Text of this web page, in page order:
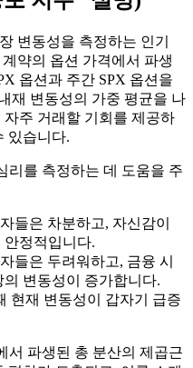
변동성을 측정하는 인기
약의 옵션 가격에서 파생
옵션과 주간 SPX 옵션을
재 변동성의 가중 평균을 나
주 거래할 기회를 제공하
있습니다.
리를 측정하는 데 도움을 주
들은 차분하고, 자신감이
안정적입니다.
들은 두려워하고, 금융 시
변동성이 증가합니다.
현재 변동성이 갑자기 급증
서 파생된 총 분산의 제곱근